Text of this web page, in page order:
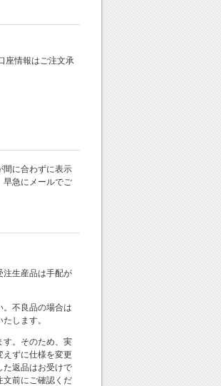
座情報はご注文承
間に合わずに表示
早急にメールでご
注生産品は手配が
。不良品の場合は
します。
す。そのため、実
えずに仕様を変更
た返品はお受けで
文前にご確認くだ